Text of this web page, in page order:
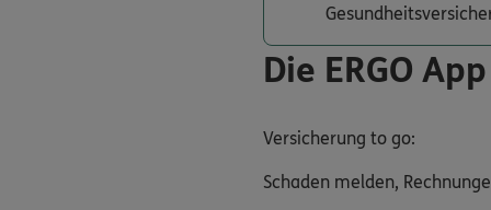
Die ERGO App
Versicherung to go:
Schaden melden,